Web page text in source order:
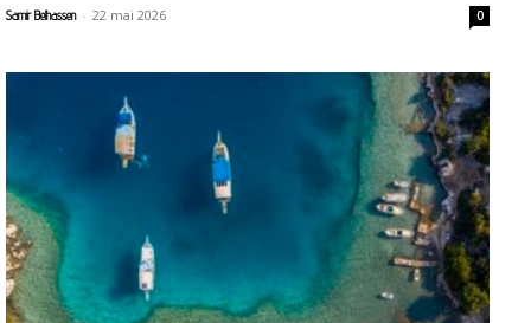
Samir Belhassen - 22 mai 2026 0